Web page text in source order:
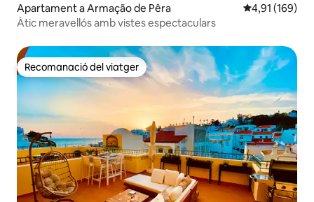
Apartament a Armação de Pêra 4,91 de
4,91 (169)
Àtic meravellós amb vistes espectaculars
Recomanació del viatger
Recomanació del viatger